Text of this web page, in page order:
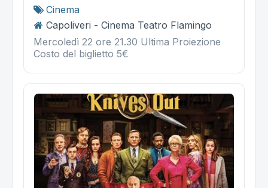
Cinema
Capoliveri - Cinema Teatro Flamingo
Mercoledì 22 ore 21.30 Ultima Proiezione
Costo del biglietto 5€